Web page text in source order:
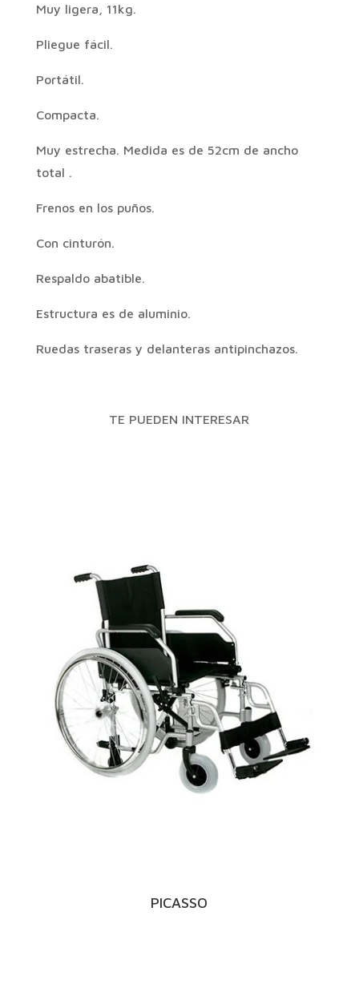
Muy ligera, 11kg.
Pliegue fácil.
Portátil.
Compacta.
Muy estrecha. Medida es de 52cm de ancho
total .
Frenos en los puños.
Con cinturón.
Respaldo abatible.
Estructura es de aluminio.
Ruedas traseras y delanteras antipinchazos.
TE PUEDEN INTERESAR
PICASSO